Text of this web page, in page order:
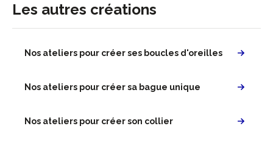
Les autres créations
Nos ateliers pour créer ses boucles d'oreilles
Nos ateliers pour créer sa bague unique
Nos ateliers pour créer son collier